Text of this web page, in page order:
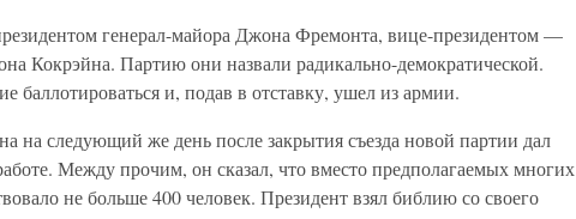
генерал-майора Джона Фремонта, вице-президентом —
Кокрэйна. Партию они назвали радикально-демократической.
баллотироваться и, подав в отставку, ушел из армии.
на следующий же день после закрытия съезда новой партии дал
Между прочим, он сказал, что вместо предполагаемых многих
не больше 400 человек. Президент взял библию со своего